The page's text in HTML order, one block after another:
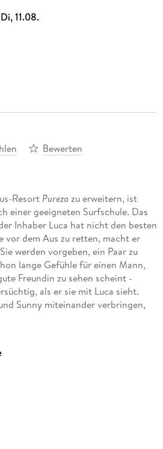
11.08.
Bewerten
Resort Pureza zu erweitern, ist
einer geeigneten Surfschule. Das
Inhaber Luca hat nicht den besten
vor dem Aus zu retten, macht er
werden vorgeben, ein Paar zu
lange Gefühle für einen Mann,
Freundin zu sehen scheint -
als er sie mit Luca sieht.
Sunny miteinander verbringen,